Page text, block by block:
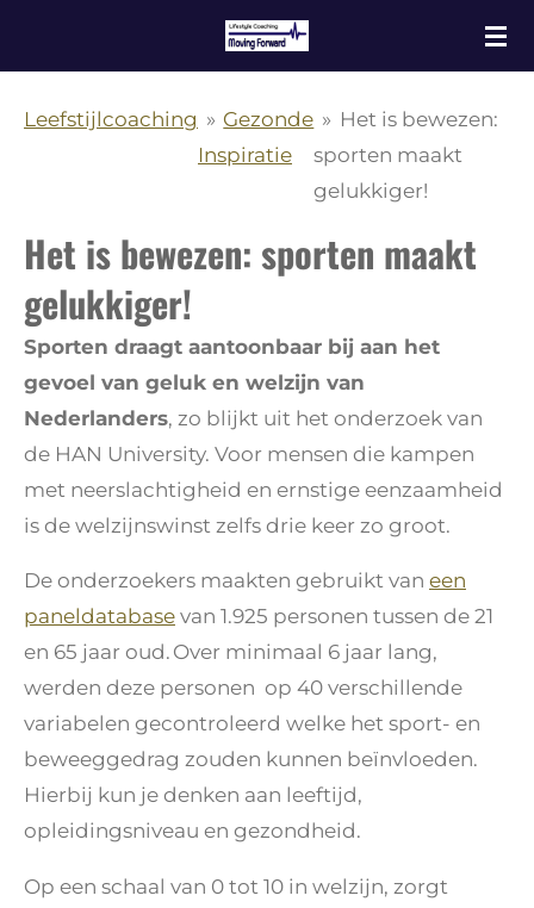
de
Leefstijlcoaching » Gezonde
Inspiratie
» Het is bewezen:
sporten maakt
gelukkiger!
Het is bewezen: sporten maakt
gelukkiger!
Sporten draagt aantoonbaar bij aan het
gevoel van geluk en welzijn van
Nederlanders, zo blijkt uit het onderzoek van
de HAN University. Voor mensen die kampen
met neerslachtigheid en ernstige eenzaamheid
is de welzijnswinst zelfs drie keer zo groot.
De onderzoekers maakten gebruikt van een
paneldatabase van 1.925 personen tussen de 21
en 65 jaar oud. Over minimaal 6 jaar lang,
werden deze personen op 40 verschillende
variabelen gecontroleerd welke het sport- en
beweeggedrag zouden kunnen beïnvloeden.
Hierbij kun je denken aan leeftijd,
opleidingsniveau en gezondheid.
Op een schaal van 0 tot 10 in welzijn, zorgt